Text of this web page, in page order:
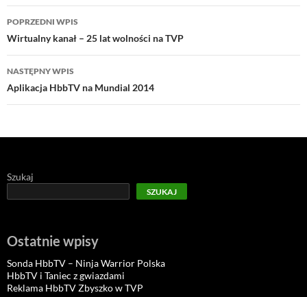
Nawigacja
wpisu
POPRZEDNI WPIS
Wirtualny kanał – 25 lat wolności na TVP
NASTĘPNY WPIS
Aplikacja HbbTV na Mundial 2014
Szukaj
SZUKAJ
Ostatnie wpisy
Sonda HbbTV – Ninja Warrior Polska
HbbTV i Taniec z gwiazdami
Reklama HbbTV Zbyszko w TVP